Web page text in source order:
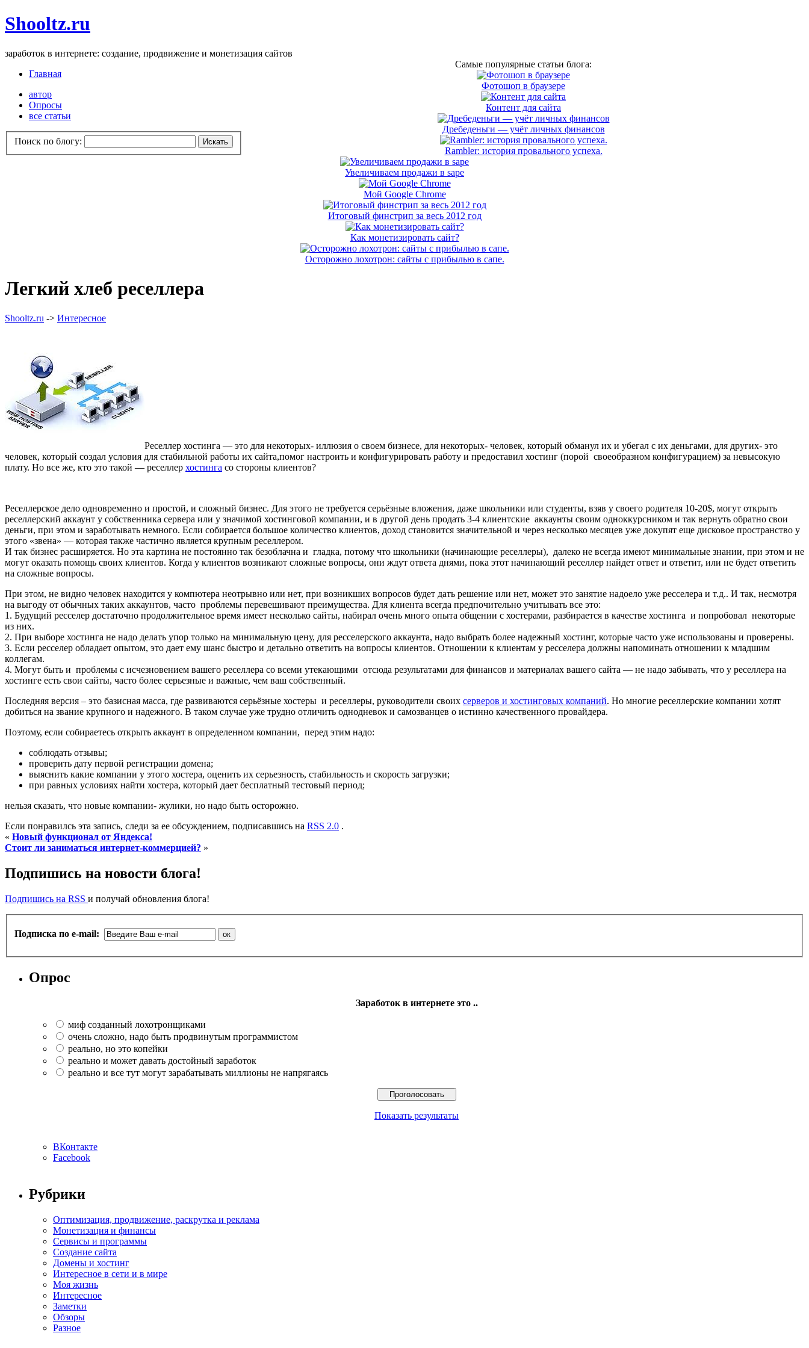
Shooltz.ru
заработок в интернете: создание, продвижение и монетизация сайтов
Главная
автор
Опросы
все статьи
Поиск по блогу:
Самые популярные статьи блога:
Фотошоп в браузере
Контент для сайта
Дребеденьги — учёт личных финансов
Rambler: история провального успеха.
Увеличиваем продажи в sape
Мой Google Chrome
Итоговый финстрип за весь 2012 год
Как монетизировать сайт?
Осторожно лохотрон: сайты с прибылью в сапе.
Легкий хлеб реселлера
Shooltz.ru -> Интересное
Реселлер хостинга — это для некоторых- иллюзия о своем бизнесе, для некоторых- человек, который обманул их и убегал с их деньгами, для других- это
человек, который создал условия для стабильной работы их сайта,помог настроить и конфигурировать работу и предоставил хостинг (порой своеобразном конфигурацием) за невысокую
плату. Но все же, кто это такой — реселлер хостинга со стороны клиентов?
Реселлерское дело одновременно и простой, и сложный бизнес. Для этого не требуется серьёзные вложения, даже школьники или студенты, взяв у своего родителя 10-20$, могут открыть
реселлерский аккаунт у собственника сервера или у значимой хостинговой компании, и в другой день продать 3-4 клиентские аккаунты своим одноккурсником и так вернуть обратно свои
деньги, при этом и заработывать немного. Если собирается большое количество клиентов, доход становится значительной и через несколько месяцев уже докупят еще дисковое пространство у
этого «звена» — которая также частично является крупным реселлером.
И так бизнес расширяется. Но эта картина не постоянно так безоблачна и гладка, потому что школьники (начинающие реселлеры), далеко не всегда имеют минимальные знании, при этом и не
могут оказать помощь своих клиентов. Когда у клиентов возникают сложные вопросы, они ждут ответа днями, пока этот начинающий реселлер найдет ответ и ответит, или не будет ответить
на сложные вопросы.
При этом, не видно человек находится у компютера неотрывно или нет, при возникших вопросов будет дать решение или нет, может это занятие надоело уже ресселера и т.д.. И так, несмотря
на выгоду от обычных таких аккаунтов, часто проблемы перевешивают преимущества. Для клиента всегда предпочительно учитывать все это:
1. Будущий ресселер достаточно продолжительное время имеет несколько сайты, набирал очень много опыта общении с хостерами, разбирается в качестве хостинга и попробовал некоторые
из них.
2. При выборе хостинга не надо делать упор только на минимальную цену, для ресселерского аккаунта, надо выбрать более надежный хостинг, которые часто уже использованы и проверены.
3. Если ресселер обладает опытом, это дает ему шанс быстро и детально ответить на вопросы клиентов. Отношении к клиентам у ресселера должны напоминать отношении к младшим
коллегам.
4. Могут быть и проблемы с исчезновением вашего реселлера со всеми утекающими отсюда результатами для финансов и материалах вашего сайта — не надо забывать, что у реселлера на
хостинге есть свои сайты, часто более серьезные и важные, чем ваш собственный.
Последняя версия – это базисная масса, где развиваются серьёзные хостеры и реселлеры, руководители своих серверов и хостинговых компаний. Но многие реселлерские компании хотят
добиться на звание крупного и надежного. В таком случае уже трудно отличить однодневок и самозванцев о истинно качественного провайдера.
Поэтому, если собираетесь открыть аккаунт в определенном компании, перед этим надо:
соблюдать отзывы;
проверить дату первой регистрации домена;
выяснить какие компании у этого хостера, оценить их серьезность, стабильность и скорость загрузки;
при равных условиях найти хостера, который дает бесплатный тестовый период;
нельзя сказать, что новые компании- жулики, но надо быть осторожно.
Если понравилсь эта запись, следи за ее обсуждением, подписавшись на RSS 2.0 .
« Новый функционал от Яндекса!
Стоит ли заниматься интернет-коммерцией? »
Подпишись на новости блога!
Подпишись на RSS и получай обновления блога!
Подписка по e-mail:
Опрос
Заработок в интернете это ..
миф созданный лохотронщиками
очень сложно, надо быть продвинутым программистом
реально, но это копейки
реально и может давать достойный заработок
реально и все тут могут зарабатывать миллионы не напрягаясь
Показать результаты
ВКонтакте
Facebook
Рубрики
Оптимизация, продвижение, раскрутка и реклама
Монетизация и финансы
Сервисы и программы
Создание сайта
Домены и хостинг
Интересное в сети и в мире
Моя жизнь
Интересное
Заметки
Обзоры
Разное